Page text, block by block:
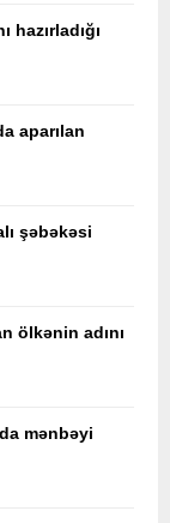
aparılan
şəbəkəsi
ölkənin adını
mənbəyi